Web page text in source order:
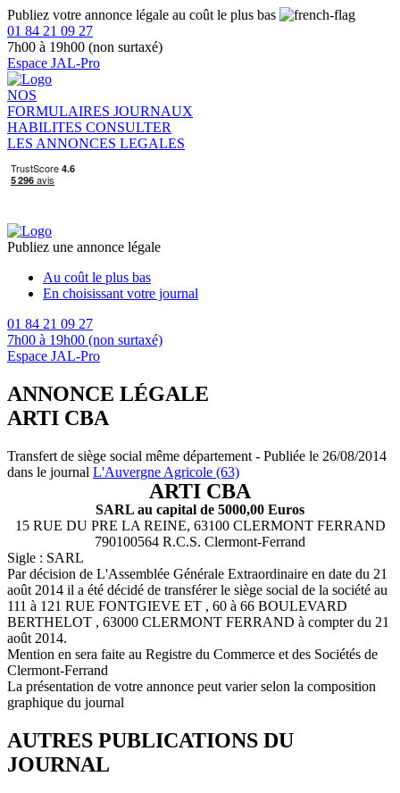
Publiez votre annonce légale au coût le plus bas
01 84 21 09 27
7h00 à 19h00 (non surtaxé)
Espace JAL-Pro
NOS
FORMULAIRES JOURNAUX
HABILITES CONSULTER
LES ANNONCES LEGALES
Publiez une annonce légale
Au coût le plus bas
En choisissant votre journal
01 84 21 09 27
7h00 à 19h00 (non surtaxé)
Espace JAL-Pro
ANNONCE LÉGALE
ARTI CBA
Transfert de siège social même département - Publiée le 26/08/2014
dans le journal L'Auvergne Agricole (63)
ARTI CBA
SARL au capital de 5000,00 Euros
15 RUE DU PRE LA REINE, 63100 CLERMONT FERRAND
790100564 R.C.S. Clermont-Ferrand
Sigle : SARL
Par décision de L'Assemblée Générale Extraordinaire en date du 21
août 2014 il a été décidé de transférer le siège social de la société au
111 à 121 RUE FONTGIEVE ET , 60 à 66 BOULEVARD
BERTHELOT , 63000 CLERMONT FERRAND à compter du 21
août 2014.
Mention en sera faite au Registre du Commerce et des Sociétés de
Clermont-Ferrand
La présentation de votre annonce peut varier selon la composition
graphique du journal
AUTRES PUBLICATIONS DU
JOURNAL